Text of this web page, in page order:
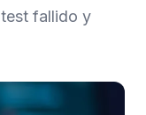
fallido y